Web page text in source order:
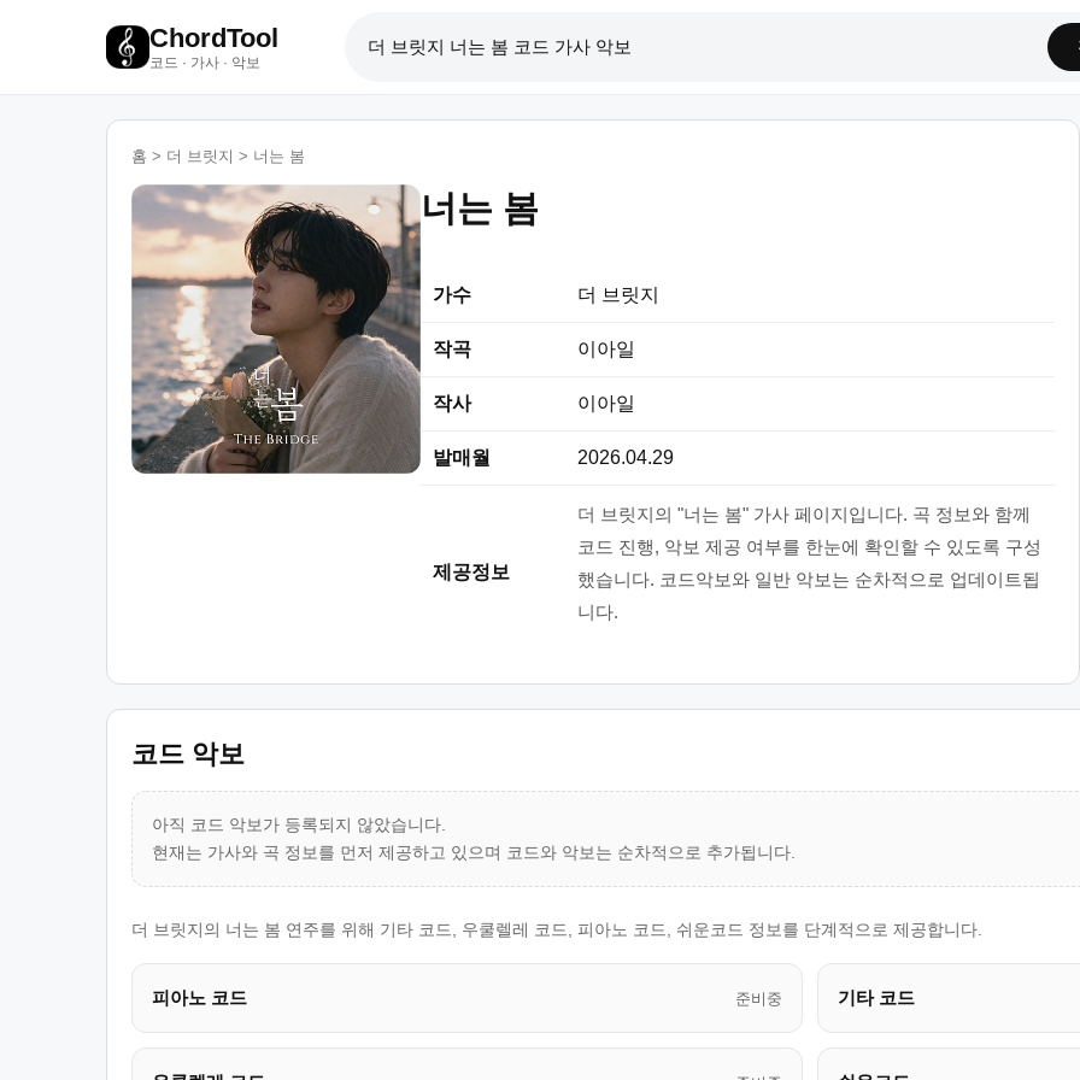
ChordTool
코드 · 가사 · 악보
홈 > 더 브릿지 > 너는 봄
너는 봄
가수 더 브릿지
작곡 이아일
작사 이아일
발매월 2026.04.29
제공정보
더 브릿지의 "너는 봄" 가사 페이지입니다. 곡 정보와 함께
코드 진행, 악보 제공 여부를 한눈에 확인할 수 있도록 구성
했습니다. 코드악보와 일반 악보는 순차적으로 업데이트됩
니다.
코드 악보
아직 코드 악보가 등록되지 않았습니다.
현재는 가사와 곡 정보를 먼저 제공하고 있으며 코드와 악보는 순차적으로 추가됩니다.
더 브릿지의 너는 봄 연주를 위해 기타 코드, 우쿨렐레 코드, 피아노 코드, 쉬운코드 정보를 단계적으로 제공합니다.
피아노 코드 준비중 기타 코드